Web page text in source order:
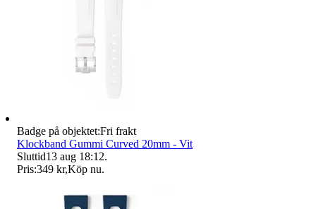
Badge på objektet:Fri frakt
Klockband Gummi Curved 20mm - Vit
Sluttid13 aug 18:12.
Pris:349 kr,Köp nu.